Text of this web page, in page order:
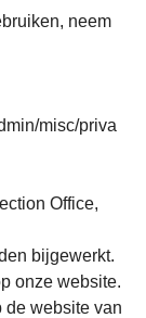
neem
misc/priva
Office,
bijgewerkt.
onze website.
de website van